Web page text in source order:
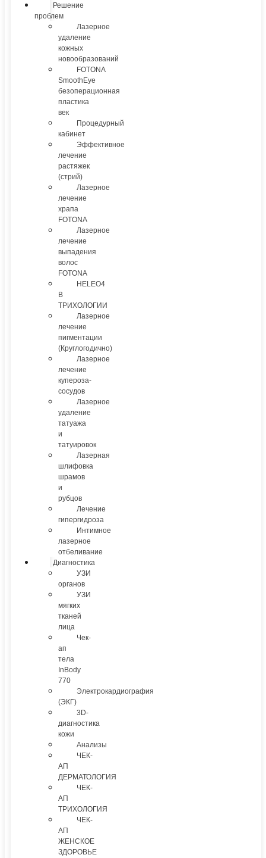
Решение
проблем
Лазерное
удаление
кожных
новообразований
FOTONA
SmoothEye
безоперационная
пластика
век
Процедурный
кабинет
Эффективное
лечение
растяжек
(стрий)
Лазерное
лечение
храпа
FOTONA
Лазерное
лечение
выпадения
волос
FOTONA
HELEO4
В
ТРИХОЛОГИИ
Лазерное
лечение
пигментации
(Круглогодично)
Лазерное
лечение
купероза-
сосудов
Лазерное
удаление
татуажа
и
татуировок
Лазерная
шлифовка
шрамов
и
рубцов
Лечение
гипергидроза
Интимное
лазерное
отбеливание
Диагностика
УЗИ
органов
УЗИ
мягких
тканей
лица
Чек-
ап
тела
InBody
770
Электрокардиография
(ЭКГ)
3D-
диагностика
кожи
Анализы
ЧЕК-
АП
ДЕРМАТОЛОГИЯ
ЧЕК-
АП
ТРИХОЛОГИЯ
ЧЕК-
АП
ЖЕНСКОЕ
ЗДОРОВЬЕ